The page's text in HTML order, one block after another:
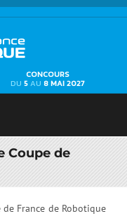
CONCOURS
DU 5AU 8 MAI 2027
Coupe de
France de Robotique